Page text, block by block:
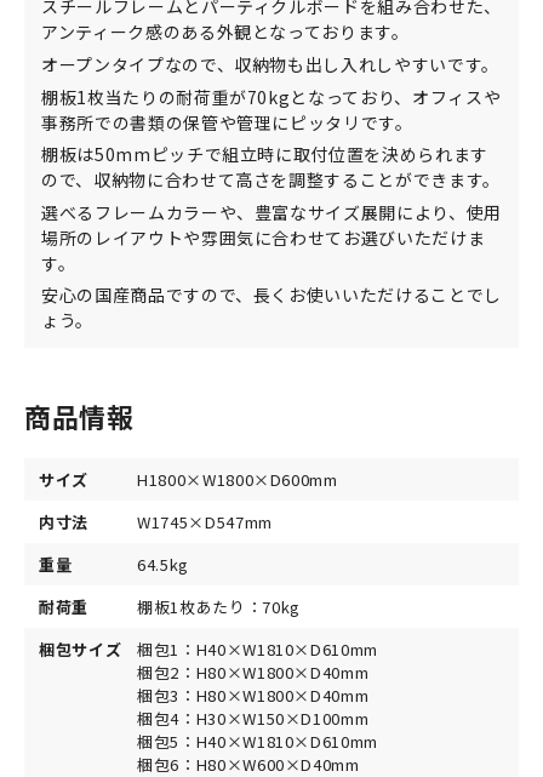
スチールフレームとパーティクルボードを組み合わせた、
アンティーク感のある外観となっております。
オープンタイプなので、収納物も出し入れしやすいです。
棚板1枚当たりの耐荷重が70kgとなっており、オフィスや
事務所での書類の保管や管理にピッタリです。
棚板は50mmピッチで組立時に取付位置を決められます
ので、収納物に合わせて高さを調整することができます。
選べるフレームカラーや、豊富なサイズ展開により、使用
場所のレイアウトや雰囲気に合わせてお選びいただけま
す。
安心の国産商品ですので、長くお使いいただけることでし
ょう。
商品情報
サイズ
H1800×W1800×D600mm
内寸法
W1745×D547mm
重量
64.5kg
耐荷重
棚板1枚あたり：70kg
梱包サイズ
梱包1：H40×W1810×D610mm
梱包2：H80×W1800×D40mm
梱包3：H80×W1800×D40mm
梱包4：H30×W150×D100mm
梱包5：H40×W1810×D610mm
梱包6：H80×W600×D40mm